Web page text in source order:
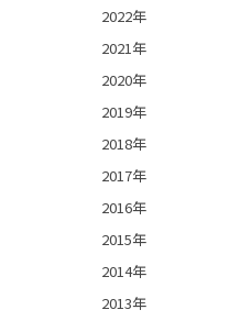
2022年
2021年
2020年
2019年
2018年
2017年
2016年
2015年
2014年
2013年